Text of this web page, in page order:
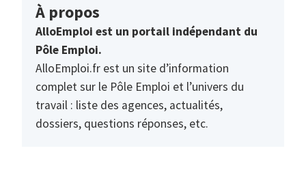
À propos
AlloEmploi est un portail indépendant du
Pôle Emploi.
AlloEmploi.fr est un site d’information
complet sur le Pôle Emploi et l’univers du
travail : liste des agences, actualités,
dossiers, questions réponses, etc.